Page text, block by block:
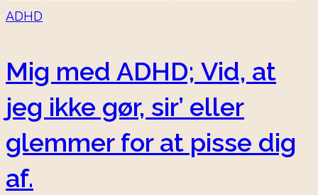
Mig med ADHD; Vid, at
jeg ikke gør, sir’ eller
glemmer for at pisse dig
af.